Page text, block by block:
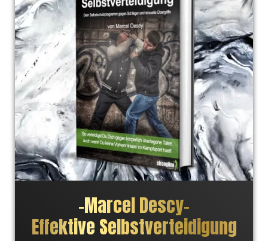
–Marcel Descy–
Effektive Selbstverteidigung